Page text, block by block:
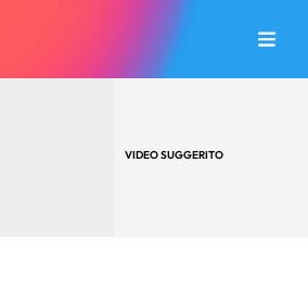
VIDEO SUGGERITO